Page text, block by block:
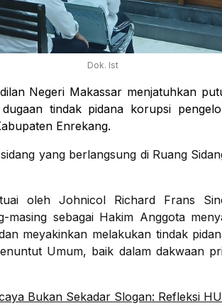
Dok. Ist
Negeri Makassar menjatuhkan
tindak pidana korupsi
Enrekang.
yang berlangsung di Ruang
oleh Johnicol Richard Frans
masing sebagai Hakim Anggota
meyakinkan melakukan tindak
Umum, baik dalam dakwaan
Bukan Sekadar Slogan: Refleksi